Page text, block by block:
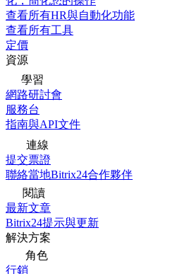
查看所有HR與自動化功能
查看所有工具
定價
資源
學習
網路研討會
服務台
指南與API文件
連線
提交票證
聯絡當地Bitrix24合作夥伴
閱讀
最新文章
Bitrix24提示與更新
解決方案
角色
行銷